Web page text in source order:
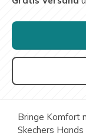
Bringe Komfort
Skechers